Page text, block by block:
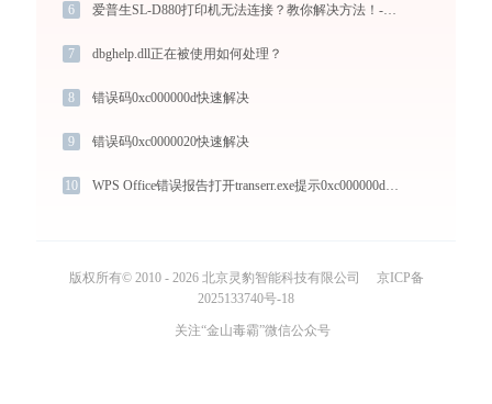
6 爱普生SL-D880打印机无法连接？教你解决方法！-金山毒霸
7 dbghelp.dll正在被使用如何处理？
8 错误码0xc000000d快速解决
9 错误码0xc0000020快速解决
10 WPS Office错误报告打开transerr.exe提示0xc000000d错误码怎么办
版权所有© 2010 - 2026 北京灵豹智能科技有限公司
京ICP备
2025133740号-18
关注“金山毒霸”微信公众号